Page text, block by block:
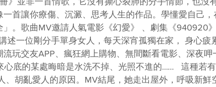
首讓你療傷、沉澱、思考人生的作品。學懂愛自己，
。歌曲MV邀請人氣電影《幻愛》 、劇集《940920
述一位剛分手單身女人，每天深宵孤獨在家， 身心疲
玩交友APP、瘋狂網上購物、無間斷看電影、深夜呷
心底的某處晦暗是水洗不掉、光照不進的……   這種若
、胡亂愛人的原因。MV結尾，她走出屋外，呼吸新鮮